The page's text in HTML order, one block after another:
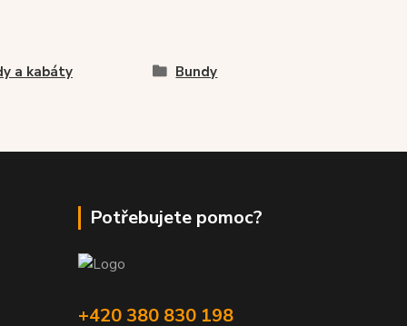
a kabáty Bundy
Potřebujete pomoc?
+420 380 830 198